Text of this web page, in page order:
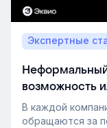
Экспертные
возможность
В каждой
обращаются за